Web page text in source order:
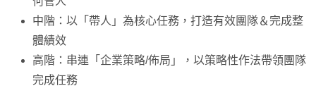
中階：以「帶人」為核心任務，打造有效團隊＆完成整
體績效
高階：串連「企業策略/佈局」，以策略性作法帶領團隊
完成任務